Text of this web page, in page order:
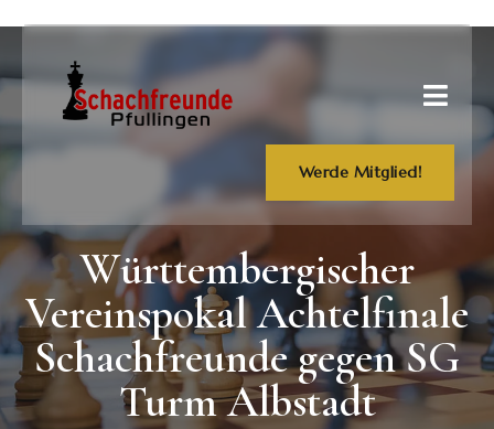
Werde Mitglied!
Württembergischer
Vereinspokal Achtelfinale
Schachfreunde gegen SG
Turm Albstadt